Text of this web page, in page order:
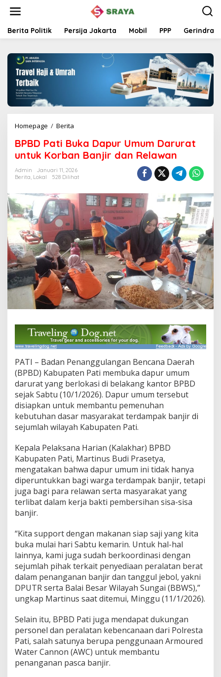
t
Berita Politik Persija Jakarta Mobil PPP Gerindra
Homepage / Berita
B
D
P
a
t
B
u
k
a
D
a
p
u
r
U
m
u
m
D
r
u
r
t
u
n
t
k
K
o
b
a
n
B
a
n
j
i
a
n
R
e
l
a
w
a
BPBD Pati Buka Dapur Umum Darurat
untuk Korban Banjir dan Relawan
Admin
Januari 11, 2026
Berita Lokal 528 Dilihat
PATI – Badan Penanggulangan Bencana Daerah
(BPBD) Kabupaten Pati membuka dapur umum
darurat yang berlokasi di belakang kantor BPBD
sejak Sabtu (10/1/2026). Dapur umum tersebut
disiapkan untuk membantu pemenuhan
kebutuhan dasar masyarakat terdampak banjir di
sejumlah wilayah Kabupaten Pati.
Kepala Pelaksana Harian (Kalakhar) BPBD
Kabupaten Pati, Martinus Budi Prasetya,
mengatakan bahwa dapur umum ini tidak hanya
diperuntukkan bagi warga terdampak banjir, tetapi
juga bagi para relawan serta masyarakat yang
terlibat dalam kerja bakti pembersihan sisa-sisa
banjir.
“Kita support dengan makanan siap saji yang kita
buka mulai hari Sabtu kemarin. Untuk hal-hal
lainnya, kami juga sudah berkoordinasi dengan
sejumlah pihak terkait penyediaan peralatan berat
dalam penanganan banjir dan tanggul jebol, yakni
DPUTR serta Balai Besar Wilayah Sungai (BBWS),”
ungkap Martinus saat ditemui, Minggu (11/1/2026).
Selain itu, BPBD Pati juga mendapat dukungan
personel dan peralatan kebencanaan dari Polresta
Pati, salah satunya berupa penggunaan Armoured
Water Cannon (AWC) untuk membantu
penanganan pasca banjir.